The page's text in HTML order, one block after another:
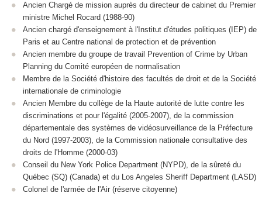
Ancien Chargé de mission auprès du directeur de cabinet du Premier
ministre Michel Rocard (1988-90)
Ancien chargé d'enseignement à l'Institut d'études politiques (IEP) de
Paris et au Centre national de protection et de prévention
Ancien membre du groupe de travail Prevention of Crime by Urban
Planning du Comité européen de normalisation
Membre de la Société d'histoire des facultés de droit et de la Société
internationale de criminologie
Ancien Membre du collège de la Haute autorité de lutte contre les
discriminations et pour l'égalité (2005-2007), de la commission
départementale des systèmes de vidéosurveillance de la Préfecture
du Nord (1997-2003), de la Commission nationale consultative des
droits de l'Homme (2000-03)
Conseil du New York Police Department (NYPD), de la sûreté du
Québec (SQ) (Canada) et du Los Angeles Sheriff Department (LASD)
Colonel de l'armée de l'Air (réserve citoyenne)